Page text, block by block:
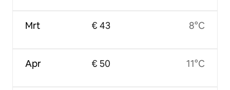
Mrt
Apr
€ 43
€ 50
8°C
11°C